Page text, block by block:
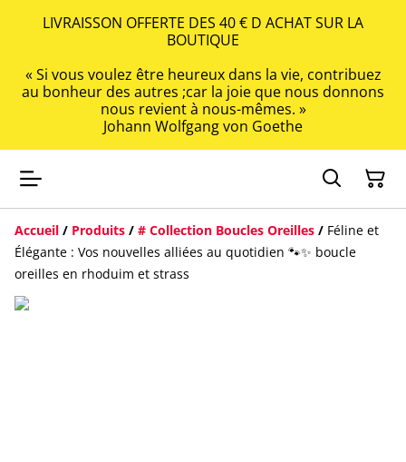
LIVRAISSON OFFERTE DES 40 € D ACHAT SUR LA
BOUTIQUE
« Si vous voulez être heureux dans la vie, contribuez
au bonheur des autres ;car la joie que nous donnons
nous revient à nous-mêmes. »
Johann Wolfgang von Goethe
Accueil / Produits / # Collection Boucles Oreilles / Féline et
Élégante : Vos nouvelles alliées au quotidien 🐾✨ boucle
oreilles en rhoduim et strass